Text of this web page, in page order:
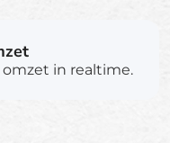
in realtime.